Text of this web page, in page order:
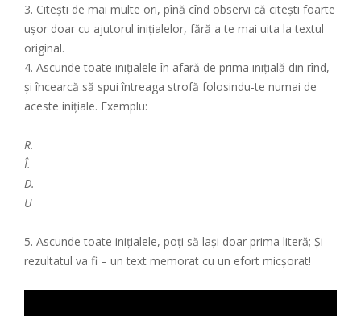
3. Citeşti de mai multe ori, pînă cînd observi că citeşti foarte
uşor doar cu ajutorul iniţialelor, fără a te mai uita la textul
original.
4. Ascunde toate iniţialele în afară de prima iniţială din rînd,
şi încearcă să spui întreaga strofă folosindu-te numai de
aceste iniţiale. Exemplu:
R.
Î.
D.
U
5. Ascunde toate iniţialele, poţi să laşi doar prima literă; Şi
rezultatul va fi – un text memorat cu un efort micşorat!